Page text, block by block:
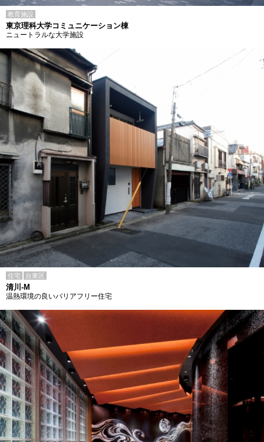
教育施設
東京理科大学コミュニケーション棟
ニュートラルな大学施設
住宅 台東区
清川-M
温熱環境の良いバリアフリー住宅